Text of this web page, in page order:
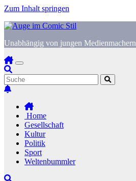
Zum Inhalt springen
Unabhängig von jungen Medienmachern
Home
Gesellschaft
Kultur
Politik
Sport
Weltenbummler